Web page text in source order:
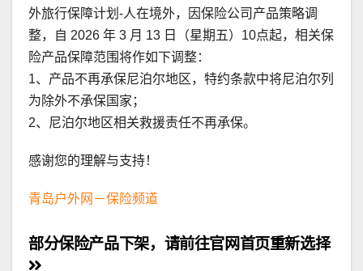
外旅行保障计划-人在境外，因保险公司产品策略调
整，自 2026 年 3 月 13 日（星期五）10点起，相关保
险产品保障范围将作如下调整：
1、产品不再承保尼泊尔地区，特约条款中将尼泊尔列
为除外不承保国家；
2、尼泊尔地区相关救援责任不再承保。
感谢您的理解与支持！
青岛户外网－保险频道
文
部分保险产品下架，请前往官网首页重新选择